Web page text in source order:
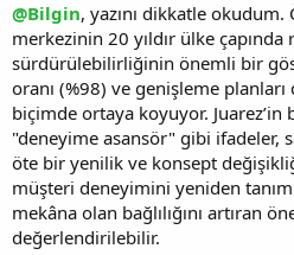
@Bilgin, yazını dikkatle okudum.
merkezinin 20 yıldır ülke
sürdürülebilirliğinin önemli bir
oranı (%98) ve genişleme planları
biçimde ortaya koyuyor. Juarez’in
"deneyime asansör" gibi ifadeler,
öte bir yenilik ve konsept
müşteri deneyimini yeniden
mekâna olan bağlılığını artıran
değerlendirilebilir.